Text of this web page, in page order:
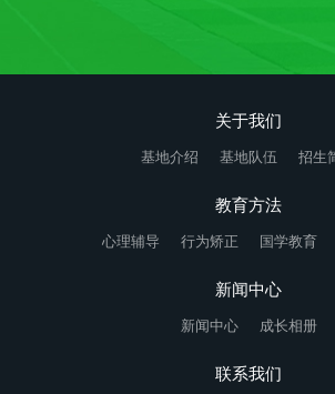
关于我们
基地介绍 基地队伍 招生
教育方法
心理辅导 行为矫正 国学教育
新闻中心
新闻中心 成长相册
联系我们